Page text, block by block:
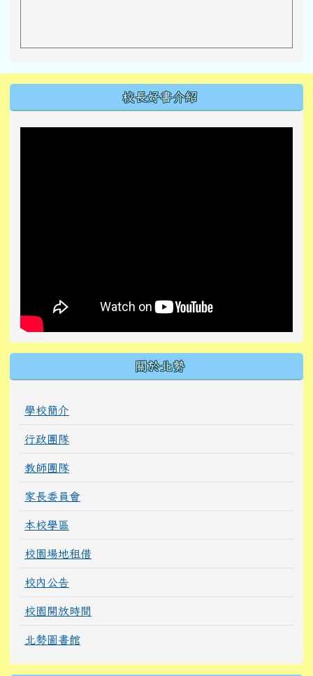
校長好書介紹
關於北勢
學校簡介
行政團隊
教師團隊
家長委員會
本校學區
校園場地租借
校內公告
校園開放時間
北勢圖書館